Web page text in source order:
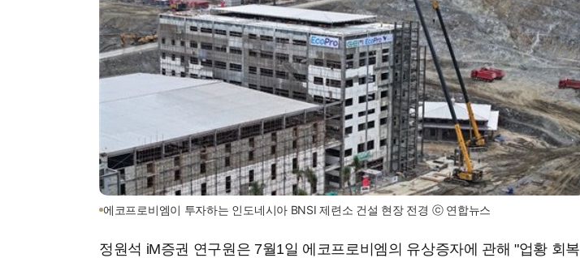
에코프로비엠이 투자하는 인도네시아 BNSI 제련소 건설 현장 전경 ⓒ 연합뉴스
정원석 iM증권 연구원은 7월1일 에코프로비엠의 유상증자에 관해 "업황 회복